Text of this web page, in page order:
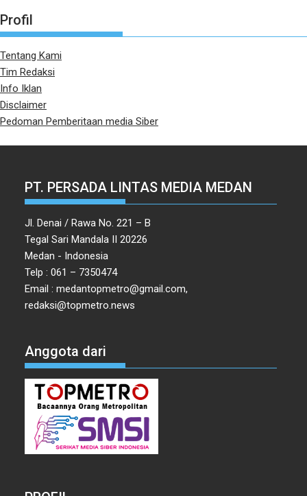
Profil
Tentang Kami
Tim Redaksi
Info Iklan
Disclaimer
Pedoman Pemberitaan media Siber
PT. PERSADA LINTAS MEDIA MEDAN
Jl. Denai / Rawa No. 221 – B
Tegal Sari Mandala II 20226
Medan - Indonesia
Telp : 061 – 7350474
Email : medantopmetro@gmail.com,
redaksi@topmetro.news
Anggota dari